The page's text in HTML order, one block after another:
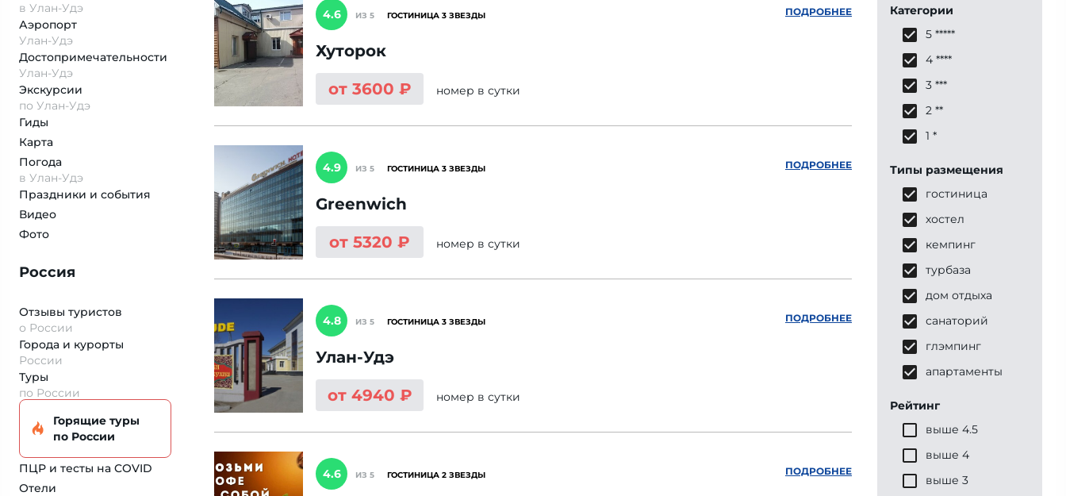
в Улан-Удэ
Аэропорт
Улан-Удэ
Достопримеча­тельности
Улан-Удэ
Экскурсии
по Улан-Удэ
Гиды
Карта
Погода
в Улан-Удэ
Праздники и события
Видео
Фото
Россия
Отзывы туристов
о России
Города и курорты
России
Туры
по России
Горящие туры
по России
ПЦР и тесты на COVID
Отели
4.6 ИЗ 5 ГОСТИНИЦА 3 ЗВЕЗДЫ
Хуторок
от 3600 ₽
номер в сутки
ПОДРОБНЕЕ
4.9 ИЗ 5 ГОСТИНИЦА 3 ЗВЕЗДЫ
Greenwich
от 5320 ₽
номер в сутки
ПОДРОБНЕЕ
4.8 ИЗ 5 ГОСТИНИЦА 3 ЗВЕЗДЫ
Улан-Удэ
от 4940 ₽
номер в сутки
ПОДРОБНЕЕ
4.6 ИЗ 5 ГОСТИНИЦА 2 ЗВЕЗДЫ ПОДРОБНЕЕ
Категории
5 *****
4 ****
3 ***
2 **
1 *
Типы размещения
гостиница
хостел
кемпинг
турбаза
дом отдыха
санаторий
глэмпинг
апартаменты
Рейтинг
выше 4.5
выше 4
выше 3